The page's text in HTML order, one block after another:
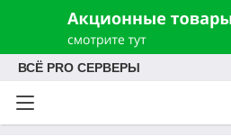
ВСЁ PRO СЕРВЕРЫ